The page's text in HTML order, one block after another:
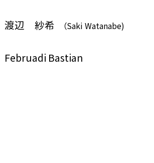
渡辺 紗希 （Saki Watanabe)
Februadi Bastian